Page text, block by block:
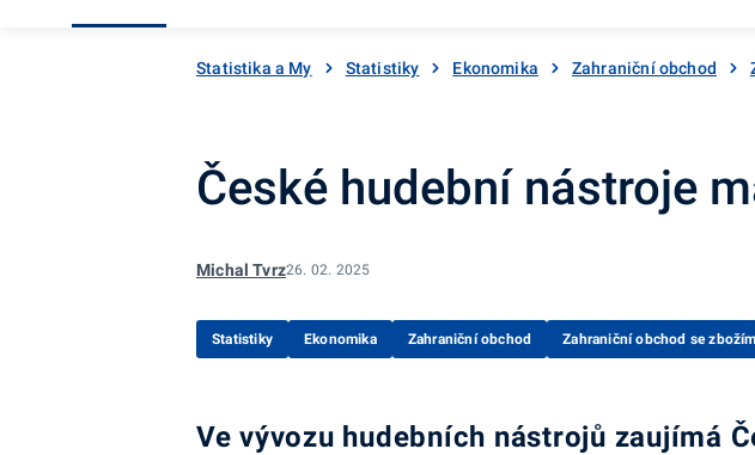
Statistika a My Statistiky Ekonomika Zahraniční obchod
České hudební nástroje
Michal Tvrz26. 02. 2025
Statistiky Ekonomika Zahraniční obchod Zahraniční obchod se zbožím
Ve vývozu hudebních nástrojů zaujímá